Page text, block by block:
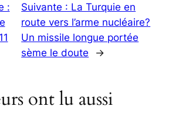
:
Suivante : La Turquie en
route vers l’arme nucléaire?
Un missile longue portée
sème le doute
→
ont lu aussi